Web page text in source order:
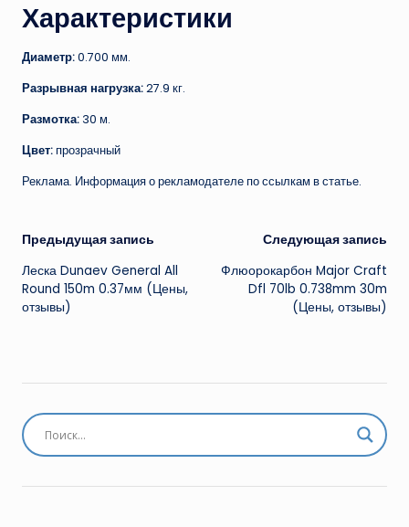
Характеристики
Диаметр:0.700 мм.
Разрывная нагрузка:27.9 кг.
Размотка: 30 м.
Цвет:прозрачный
Реклама. Информация о рекламодателе по ссылкам в статье.
Навигация
записи
Предыдущая запись
Леска Dunaev General All
Round 150m 0.37мм (Цены,
отзывы)
Следующая запись
Флюорокарбон Major Craft
Dfl 70lb 0.738mm 30m
(Цены, отзывы)